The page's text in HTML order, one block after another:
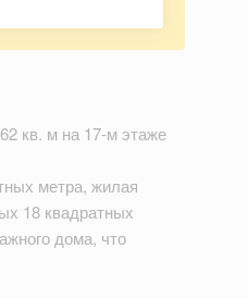
кв. м на 17-м этаже
метра, жилая
18 квадратных
дома, что